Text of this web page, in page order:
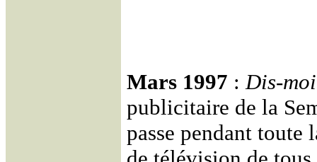
Mars 1997 :Dis-
publicitaire de la
passe pendant toute